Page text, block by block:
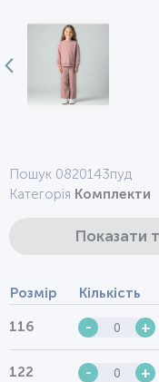
Пошук 0820143пуд
Категорія Комплекти
Показати
Розмір Кількість
116 - +
122 - +